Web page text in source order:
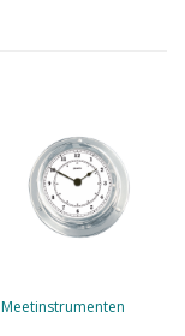
Meetinstrumenten